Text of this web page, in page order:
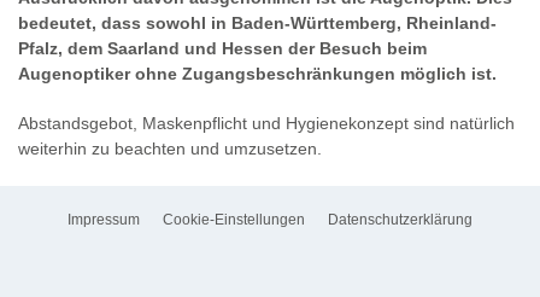
bedeutet, dass sowohl in Baden-Württemberg, Rheinland-
Pfalz, dem Saarland und Hessen der Besuch beim
Augenoptiker ohne Zugangsbeschränkungen möglich ist.
Abstandsgebot, Maskenpflicht und Hygienekonzept sind natürlich
weiterhin zu beachten und umzusetzen.
Impressum Cookie-Einstellungen Datenschutzerklärung